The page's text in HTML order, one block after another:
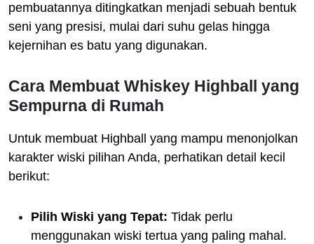
pembuatannya ditingkatkan menjadi sebuah bentuk
seni yang presisi, mulai dari suhu gelas hingga
kejernihan es batu yang digunakan.
Cara Membuat Whiskey Highball yang
Sempurna di Rumah
Untuk membuat Highball yang mampu menonjolkan
karakter wiski pilihan Anda, perhatikan detail kecil
berikut:
Pilih Wiski yang Tepat: Tidak perlu
menggunakan wiski tertua yang paling mahal.